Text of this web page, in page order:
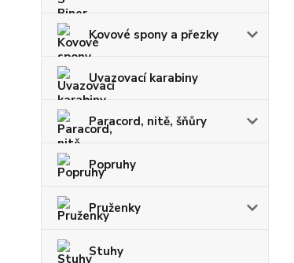
Kovové spony a přezky
Uvazovací karabiny
Paracord, nitě, šňůry
Popruhy
Pruženky
Stuhy